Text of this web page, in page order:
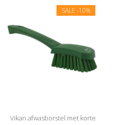
SALE -10%
Vikan afwasborstel met korte